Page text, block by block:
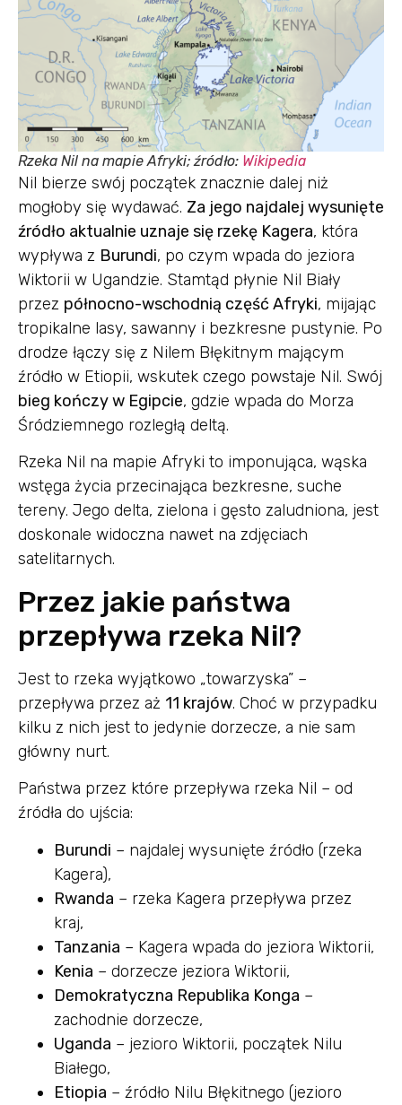
Rzeka Nil na mapie Afryki; źródło: Wikipedia
Nil bierze swój początek znacznie dalej niż
mogłoby się wydawać. Za jego najdalej wysunięte
źródło aktualnie uznaje się rzekę Kagera, która
wypływa z Burundi, po czym wpada do jeziora
Wiktorii w Ugandzie. Stamtąd płynie Nil Biały
przez północno-wschodnią część Afryki, mijając
tropikalne lasy, sawanny i bezkresne pustynie. Po
drodze łączy się z Nilem Błękitnym mającym
źródło w Etiopii, wskutek czego powstaje Nil. Swój
bieg kończy w Egipcie, gdzie wpada do Morza
Śródziemnego rozległą deltą.
Rzeka Nil na mapie Afryki to imponująca, wąska
wstęga życia przecinająca bezkresne, suche
tereny. Jego delta, zielona i gęsto zaludniona, jest
doskonale widoczna nawet na zdjęciach
satelitarnych.
Przez jakie państwa
przepływa rzeka Nil?
Jest to rzeka wyjątkowo „towarzyska” –
przepływa przez aż 11 krajów. Choć w przypadku
kilku z nich jest to jedynie dorzecze, a nie sam
główny nurt.
Państwa przez które przepływa rzeka Nil – od
źródła do ujścia:
Burundi – najdalej wysunięte źródło (rzeka
Kagera),
Rwanda – rzeka Kagera przepływa przez
kraj,
Tanzania – Kagera wpada do jeziora Wiktorii,
Kenia – dorzecze jeziora Wiktorii,
Demokratyczna Republika Konga –
zachodnie dorzecze,
Uganda – jezioro Wiktorii, początek Nilu
Białego,
Etiopia – źródło Nilu Błękitnego (jezioro